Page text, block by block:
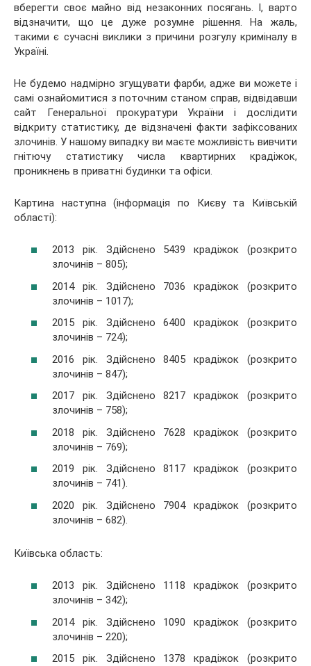
вберегти своє майно від незаконних посягань. І, варто
відзначити, що це дуже розумне рішення. На жаль,
такими є сучасні виклики з причини розгулу криміналу в
Україні.
Не будемо надмірно згущувати фарби, адже ви можете і
самі ознайомитися з поточним станом справ, відвідавши
сайт Генеральної прокуратури України і дослідити
відкриту статистику, де відзначені факти зафіксованих
злочинів. У нашому випадку ви маєте можливість вивчити
гнітючу статистику числа квартирних крадіжок,
проникнень в приватні будинки та офіси.
Картина наступна (інформація по Києву та Київській
області):
2013 рік. Здійснено 5439 крадіжок (розкрито
злочинів – 805);
2014 рік. Здійснено 7036 крадіжок (розкрито
злочинів – 1017);
2015 рік. Здійснено 6400 крадіжок (розкрито
злочинів – 724);
2016 рік. Здійснено 8405 крадіжок (розкрито
злочинів – 847);
2017 рік. Здійснено 8217 крадіжок (розкрито
злочинів – 758);
2018 рік. Здійснено 7628 крадіжок (розкрито
злочинів – 769);
2019 рік. Здійснено 8117 крадіжок (розкрито
злочинів – 741).
2020 рік. Здійснено 7904 крадіжок (розкрито
злочинів – 682).
Київська область:
2013 рік. Здійснено 1118 крадіжок (розкрито
злочинів – 342);
2014 рік. Здійснено 1090 крадіжок (розкрито
злочинів – 220);
2015 рік. Здійснено 1378 крадіжок (розкрито